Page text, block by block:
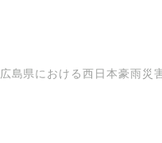
広島県における西日本豪雨災